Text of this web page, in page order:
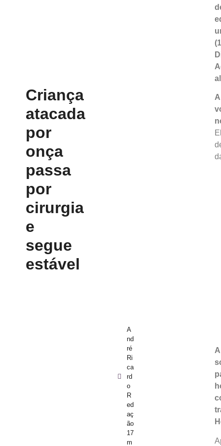
Criança
atacada
por
onça
passa
por
cirurgia
e
segue
estável
A
nd
ré
Ri
ca
rd
o
R
ed
aç
ão
17
m